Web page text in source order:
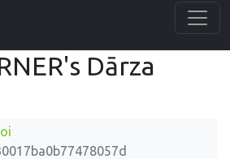
Dārza